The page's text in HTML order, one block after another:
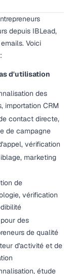
depuis IBLead,
Voici
d'utilisation
des
importation CRM
contact directe,
de campagne
vérification
marketing
de
vérification
des
de qualité
d'activité et de
étude